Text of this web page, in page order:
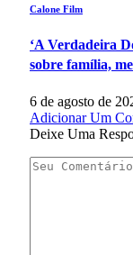
Calone Film
‘A Verdadeira
sobre família,
6 de agosto de
Adicionar Um
Deixe Uma